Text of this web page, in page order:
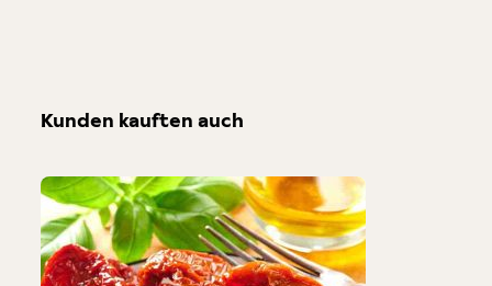
Kunden kauften auch
Produktgalerie überspringen